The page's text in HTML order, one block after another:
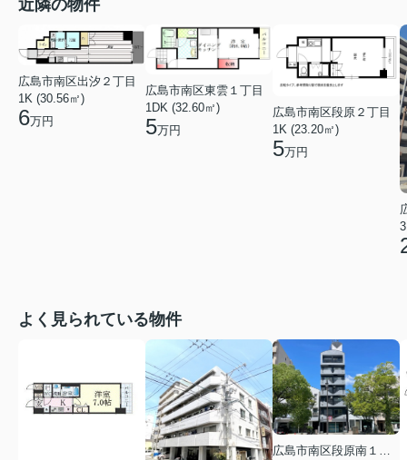
近隣の物件
広島市南区出汐２丁目
1K (30.56㎡)
6万円
広島市南区東雲１丁目
1DK (32.60㎡)
5万円
広島市南区段原２丁目
1K (23.20㎡)
5万円
よく見られている物件
広島市南区段原南１丁目